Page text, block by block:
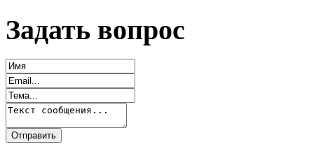
Задать вопрос